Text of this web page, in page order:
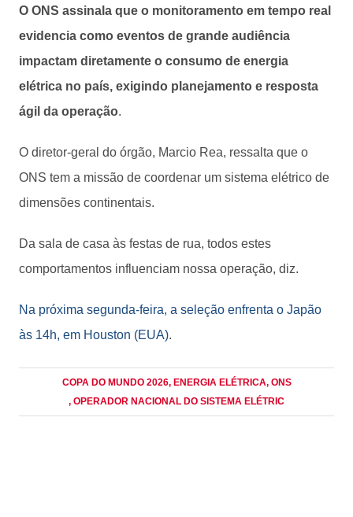
O ONS assinala que o monitoramento em tempo real
evidencia como eventos de grande audiência
impactam diretamente o consumo de energia
elétrica no país, exigindo planejamento e resposta
ágil da operação.
O diretor-geral do órgão, Marcio Rea, ressalta que o
ONS tem a missão de coordenar um sistema elétrico de
dimensões continentais.
Da sala de casa às festas de rua, todos estes
comportamentos influenciam nossa operação, diz.
Na próxima segunda-feira, a seleção enfrenta o Japão
às 14h, em Houston (EUA).
COPA DO MUNDO 2026, ENERGIA ELÉTRICA, ONS
, OPERADOR NACIONAL DO SISTEMA ELÉTRIC